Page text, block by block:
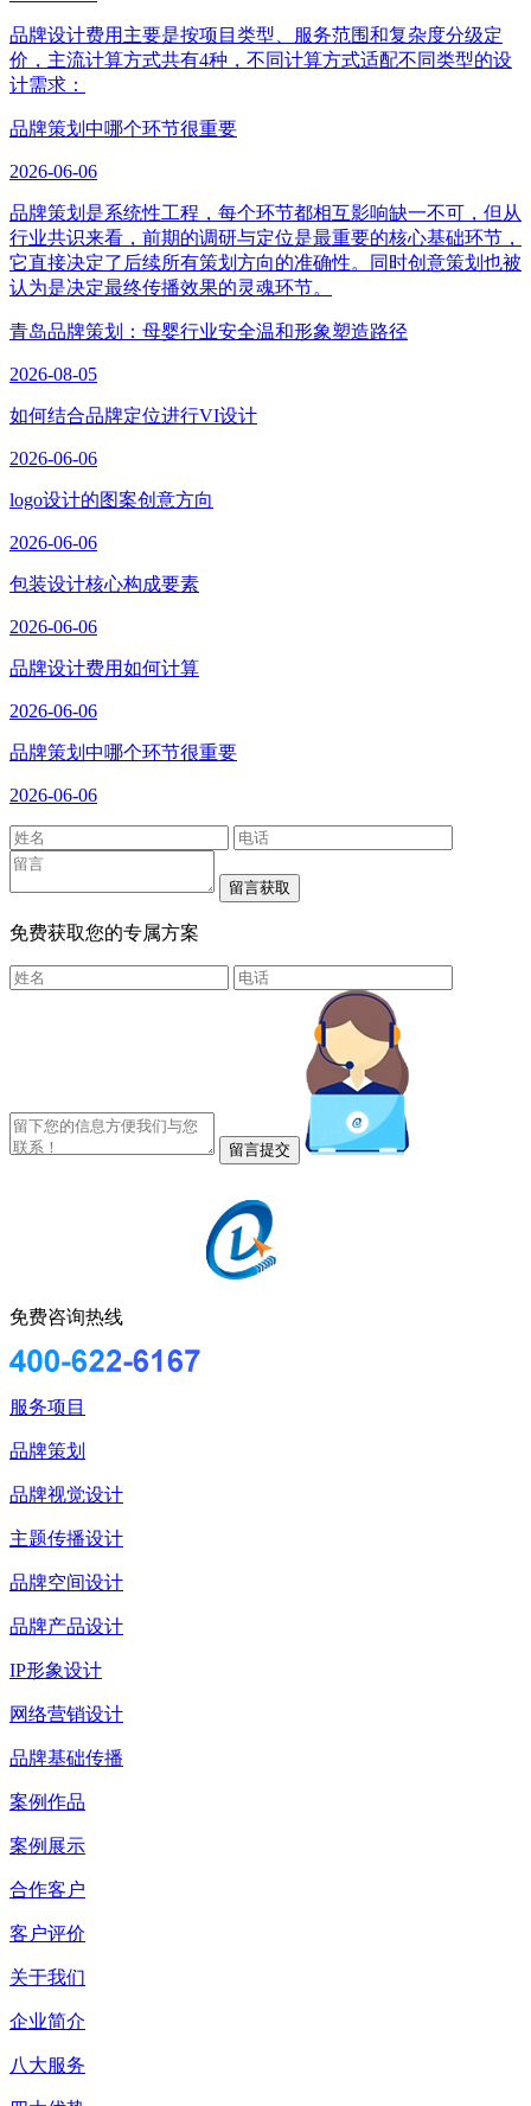
品牌设计费用主要是按项目类型、服务范围和复杂度分级定
价，主流计算方式共有4种，不同计算方式适配不同类型的设
计需求：
品牌策划中哪个环节很重要
2026-06-06
品牌策划是系统性工程，每个环节都相互影响缺一不可，但从
行业共识来看，前期的调研与定位是最重要的核心基础环节，
它直接决定了后续所有策划方向的准确性。同时创意策划也被
认为是决定最终传播效果的灵魂环节。
青岛品牌策划：母婴行业安全温和形象塑造路径
2026-08-05
如何结合品牌定位进行VI设计
2026-06-06
logo设计的图案创意方向
2026-06-06
包装设计核心构成要素
2026-06-06
品牌设计费用如何计算
2026-06-06
品牌策划中哪个环节很重要
2026-06-06
免费获取您的专属方案
免费咨询热线
服务项目
品牌策划
品牌视觉设计
主题传播设计
品牌空间设计
品牌产品设计
IP形象设计
网络营销设计
品牌基础传播
案例作品
案例展示
合作客户
客户评价
关于我们
企业简介
八大服务